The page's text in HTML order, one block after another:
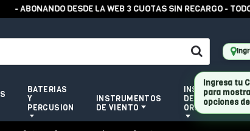
- ABONANDO DESDE LA WEB 3 CUOTAS SIN RECARGO - TODOS
BATERIAS
Y
PERCUSION
INSTRUMENTOS
DE VIENTO
INSTRUMENTOS
DE CUERDA
ORQUESTALES